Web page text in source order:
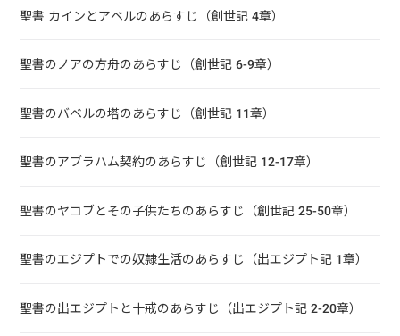
聖書 カインとアベルのあらすじ（創世記 4章）
聖書のノアの方舟のあらすじ（創世記 6-9章）
聖書のバベルの塔のあらすじ（創世記 11章）
聖書のアブラハム契約のあらすじ（創世記 12-17章）
聖書のヤコブとその子供たちのあらすじ（創世記 25-50章）
聖書のエジプトでの奴隷生活のあらすじ（出エジプト記 1章）
聖書の出エジプトと十戒のあらすじ（出エジプト記 2-20章）